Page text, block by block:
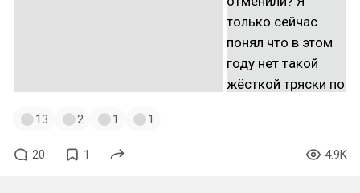
13 2 1 1
20 1 4.9K